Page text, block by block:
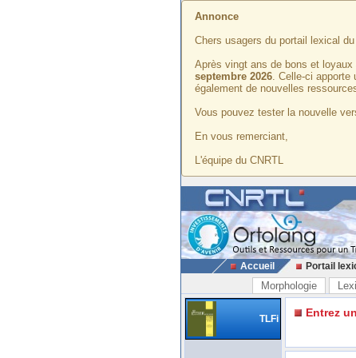
Annonce
Chers usagers du portail lexical du
Après vingt ans de bons et
septembre 2026. Celle-ci apporte
également de nouvelles
Vous pouvez tester la nouvelle
En vous remerciant,
L'équipe du CNRTL
Accueil Portail
Morphologie
TLFi Entrez